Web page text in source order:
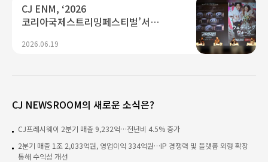
CJ ENM, ‘2026
코리아국제스트리밍페스티벌’서
기술 결합으로 글로벌 확장 가속"
2026.06.19
CJ NEWSROOM의 새로운 소식은?
CJ프레시웨이 2분기 매출 9,232억…전년비 4.5% 증가
2분기 매출 1조 2,033억원, 영업이익 334억원…IP 경쟁력 및 플랫폼 외형 확장
통해 수익성 개선